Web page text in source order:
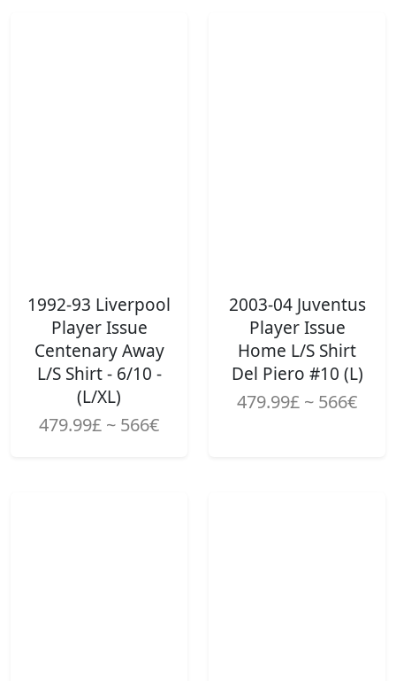
1992-93 Liverpool
Player Issue
Centenary Away
L/S Shirt - 6/10 -
(L/XL)
479.99£ ~ 566€
2003-04 Juventus
Player Issue
Home L/S Shirt
Del Piero #10 (L)
479.99£ ~ 566€